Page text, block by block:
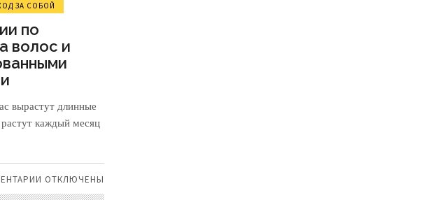
ЗА СОБОЙ
по
волос и
вырастут длинные
каждый месяц
К
ЗАПИСИ
ОТКЛЮЧЕНЫ